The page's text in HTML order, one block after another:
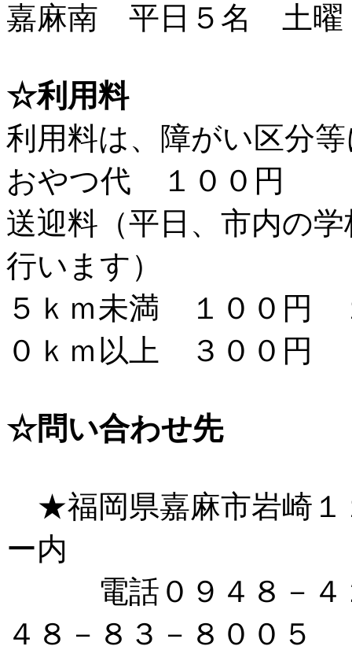
嘉麻南 平日５名 土曜
☆利用料
利用料は、障がい区分
おやつ代 １００円
送迎料（平日、市内の
行います）
５ｋｍ未満 １００円
０ｋｍ以上 ３００円
☆問い合わせ先
★福岡県嘉麻市岩崎１
ー内
電話０９４８－４
４８－８３－８００５